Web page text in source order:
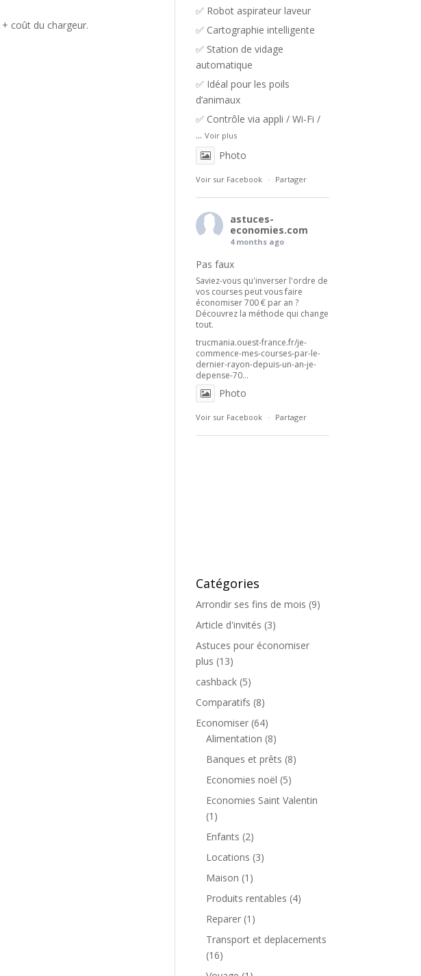
+ coût du chargeur.
✅ Robot aspirateur laveur
✅ Cartographie intelligente
✅ Station de vidage
automatique
✅ Idéal pour les poils
d’animaux
✅ Contrôle via appli / Wi-Fi /
...Voir plus
Photo
Voir sur Facebook · Partager
astuces-
economies.com
4 months ago
Pas faux
Saviez-vous qu'inverser l'ordre de
vos courses peut vous faire
économiser 700 € par an ?
Découvrez la méthode qui change
tout.
trucmania.ouest-france.fr/je-
commence-mes-courses-par-le-
dernier-rayon-depuis-un-an-je-
depense-70...
Photo
Voir sur Facebook · Partager
Catégories
Arrondir ses fins de mois (9)
Article d'invités (3)
Astuces pour économiser
plus (13)
cashback (5)
Comparatifs (8)
Economiser (64)
Alimentation (8)
Banques et prêts (8)
Economies noël (5)
Economies Saint Valentin
(1)
Enfants (2)
Locations (3)
Maison (1)
Produits rentables (4)
Reparer (1)
Transport et deplacements
(16)